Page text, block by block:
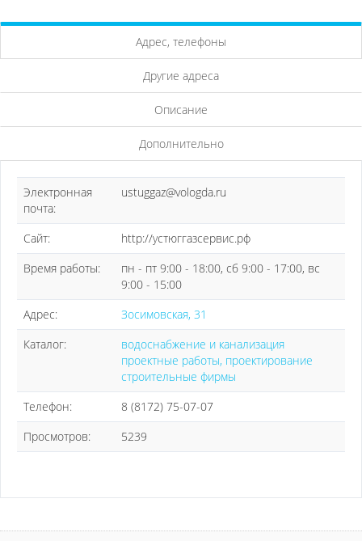
Адрес, телефоны
Другие адреса
Описание
Дополнительно
Электронная
почта:
ustuggaz@vologda.ru
Сайт:
http://устюггазсервис.рф
Время работы:
пн - пт 9:00 - 18:00, сб 9:00 - 17:00, вс
9:00 - 15:00
Адрес:
Зосимовская, 31
Каталог:
водоснабжение и канализация
проектные работы, проектирование
строительные фирмы
Телефон:
8 (8172) 75-07-07
Просмотров:
5239